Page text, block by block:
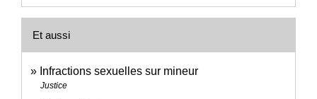
Et aussi
Infractions sexuelles sur mineur
Justice